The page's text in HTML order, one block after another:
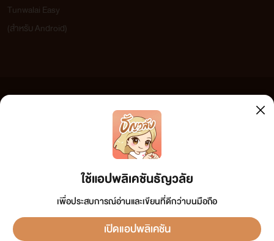
ใช้แอปพลิเคชันธัญวลัย
เพื่อประสบการณ์อ่านและเขียนที่ดีกว่าบนมือถือ
เปิดแอปพลิเคชัน
Tunwalai Easy
(สำหรับ Android)
เว็บไซต์แห่งนี้ไม่ได้เห็นด้วยและไม่ขอรับผิดชอบต่อข้อความใดๆ ทั้งสิ้น ดังนั้นผู้อ่านทุกท่านโปรดใช้
วิจารณญาณในการกลั่นกรองด้วยตนเอง และหากท่านพบข้อความใดๆ ที่ขัดต่อกฎหมายและศีลธรรม
กรุณาแจ้งมาที่ tunwalai@ookbee.com เพื่อทีมงานจะได้ดำเนินการในทันที ทั้งนี้ ทางเว็บไซต์ขอสงวน
ลิขสิทธิ์ตามพระราชบัญญัติลิขสิทธิ์ (ฉบับเพิ่มเติม) พ.ศ.2558